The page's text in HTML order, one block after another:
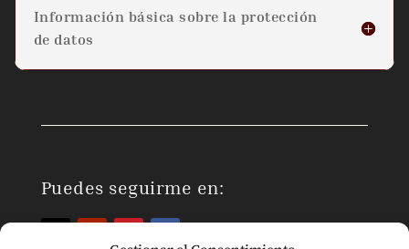
Información básica sobre la protección
de datos
Puedes seguirme en: